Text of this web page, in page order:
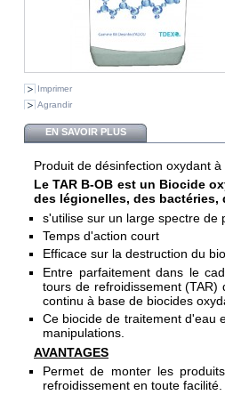
Imprimer
Agrandir
EN SAVOIR PLUS
Produit de désinfection oxydant
Le TAR B-OB est un Biocide
des légionelles, des bactéries,
s'utilise sur un large spectre de
Temps d'action court
Efficace sur la destruction du
Entre parfaitement dans le
tours de refroidissement
continu à base de biocides
Ce biocide de traitement d'eau
manipulations.
AVANTAGES
Permet de monter les
refroidissement en toute facilité.